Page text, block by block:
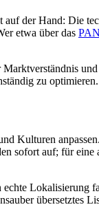
der Hand: Die
etwa über das
zu
Kulturen
auf; für eine
Lokalisierung
übersetztes